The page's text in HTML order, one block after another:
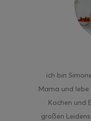
ich bin
Mama und
Kochen und
großen